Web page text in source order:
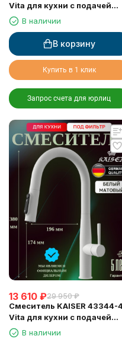
Vita для кухни с подачей
фильтрованной воды
В наличии
В корзину
Купить в 1 клик
Запрос счета для юрлиц
13 610 ₽29 950 ₽
Смеситель KAISER 43344-
Vita для кухни с подачей
фильтрованной воды
В наличии